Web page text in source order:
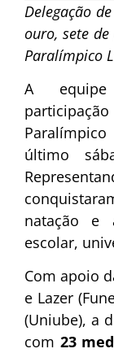
Delegação
ouro, sete
Paralímpico
A equipe
último
natação e
escolar,
Com apoio
e Lazer
(Uniube), a
com 23